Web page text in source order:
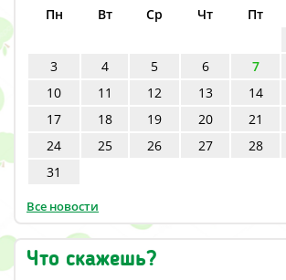
Пн Вт Ср Чт Пт
3
4 5 6 7
10
11 12 13 14
17
18 19 20 21
24
25 26 27 28
31
Все новости
Что скажешь?